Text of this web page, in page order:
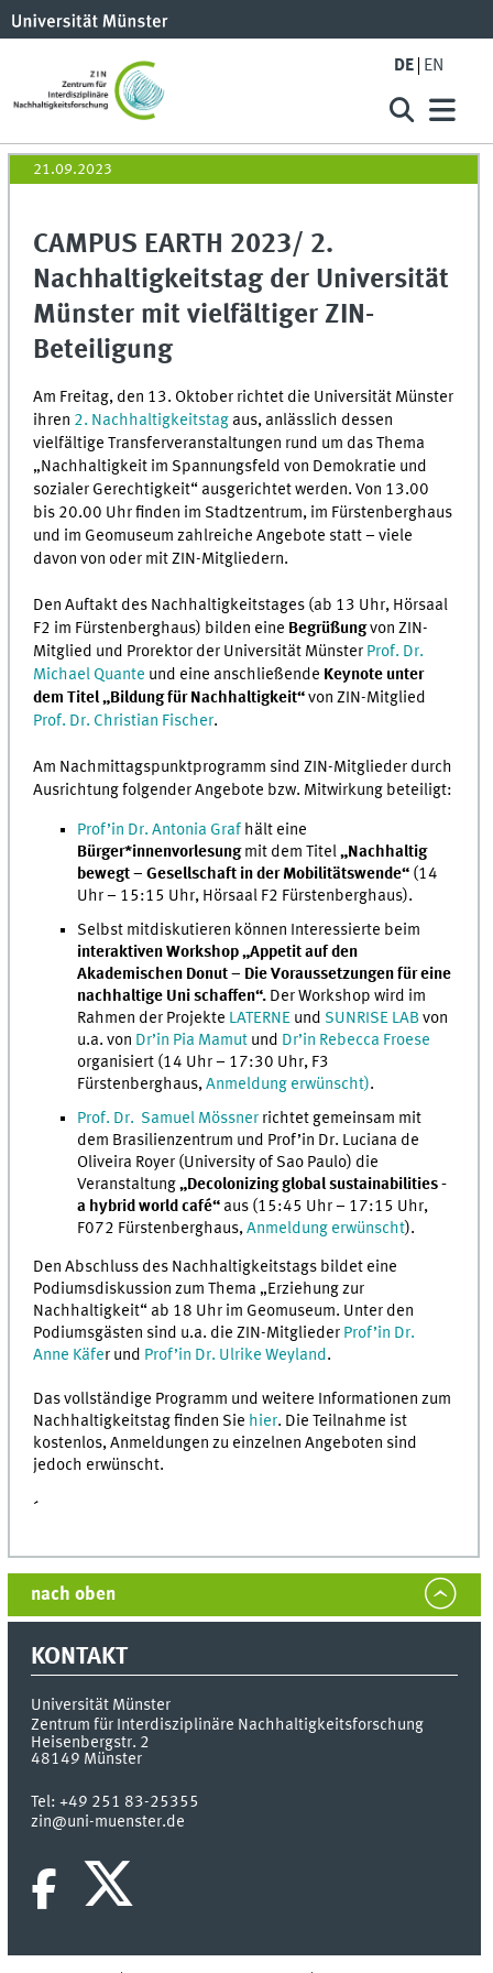
DE EN
21.09.2023
CAMPUS EARTH 2023/ 2.
Nachhaltigkeitstag der Universität
Münster mit vielfältiger ZIN-
Beteiligung
Am Freitag, den 13. Oktober richtet die Universität Münster
ihren 2. Nachhaltigkeitstag aus, anlässlich dessen
vielfältige Transferveranstaltungen rund um das Thema
„Nachhaltigkeit im Spannungsfeld von Demokratie und
sozialer Gerechtigkeit“ ausgerichtet werden. Von 13.00
bis 20.00 Uhr finden im Stadtzentrum, im Fürstenberghaus
und im Geomuseum zahlreiche Angebote statt – viele
davon von oder mit ZIN-Mitgliedern.
Den Auftakt des Nachhaltigkeitstages (ab 13 Uhr, Hörsaal
F2 im Fürstenberghaus) bilden eine Begrüßungvon ZIN-
Mitglied und Prorektor der Universität Münster Prof. Dr.
Michael Quante und eine anschließende Keynote unter
dem Titel „Bildung für Nachhaltigkeit“von ZIN-Mitglied
Prof. Dr. Christian Fischer.
Am Nachmittagspunktprogramm sind ZIN-Mitglieder durch
Ausrichtung folgender Angebote bzw. Mitwirkung beteiligt:
Prof’in Dr. Antonia Graf hält eine
Bürger*innenvorlesungmit dem Titel„Nachhaltig
bewegt – Gesellschaft in der Mobilitätswende“ (14
Uhr – 15:15 Uhr, Hörsaal F2 Fürstenberghaus).
Selbst mitdiskutieren können Interessierte beim
interaktiven Workshop „Appetit auf den
Akademischen Donut – Die Voraussetzungen für eine
nachhaltige Uni schaffen“. Der Workshop wird im
Rahmen der Projekte LATERNE und SUNRISE LABvon
u.a. von Dr’in Pia Mamut und Dr’in Rebecca Froese
organisiert (14 Uhr – 17:30 Uhr, F3
Fürstenberghaus,Anmeldung erwünscht).
Prof. Dr. Samuel Mössner richtet gemeinsam mit
dem Brasilienzentrum und Prof’in Dr. Luciana de
Oliveira Royer (University of Sao Paulo) die
Veranstaltung„Decolonizing global sustainabilities -
a hybrid world café“ aus (15:45 Uhr – 17:15 Uhr,
F072 Fürstenberghaus,Anmeldung erwünscht).
Den Abschluss des Nachhaltigkeitstags bildet eine
Podiumsdiskussion zum Thema „Erziehung zur
Nachhaltigkeit“ ab 18 Uhr im Geomuseum. Unter den
Podiumsgästen sind u.a. die ZIN-Mitglieder Prof’in Dr.
Anne Käfer und Prof’in Dr. Ulrike Weyland.
Das vollständige Programm und weitere Informationen zum
Nachhaltigkeitstag finden Sie hier. Die Teilnahme ist
kostenlos, Anmeldungen zu einzelnen Angeboten sind
jedoch erwünscht.
´
nach oben
KONTAKT
Universität Münster
Zentrum für Interdisziplinäre Nachhaltigkeitsforschung
Heisenbergstr. 2
48149 Münster
Tel:+49 251 83-25355
zin@uni-muenster.de